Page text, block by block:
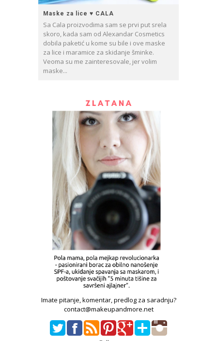
Maske za lice ♥ CALA
Sa Cala proizvodima sam se prvi put srela
skoro, kada sam od Alexandar Cosmetics
dobila paketić u kome su bile i ove maske
za lice i maramice za skidanje šminke.
Veoma su me zainteresovale, jer volim
maske...
Imate pitanje, komentar, predlog za saradnju?
contact@makeupandmore.net